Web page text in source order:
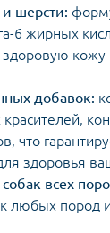
шерсти:
6 жирных
здоровую
добавок:
красителей,
что
здоровья
всех
любых пород